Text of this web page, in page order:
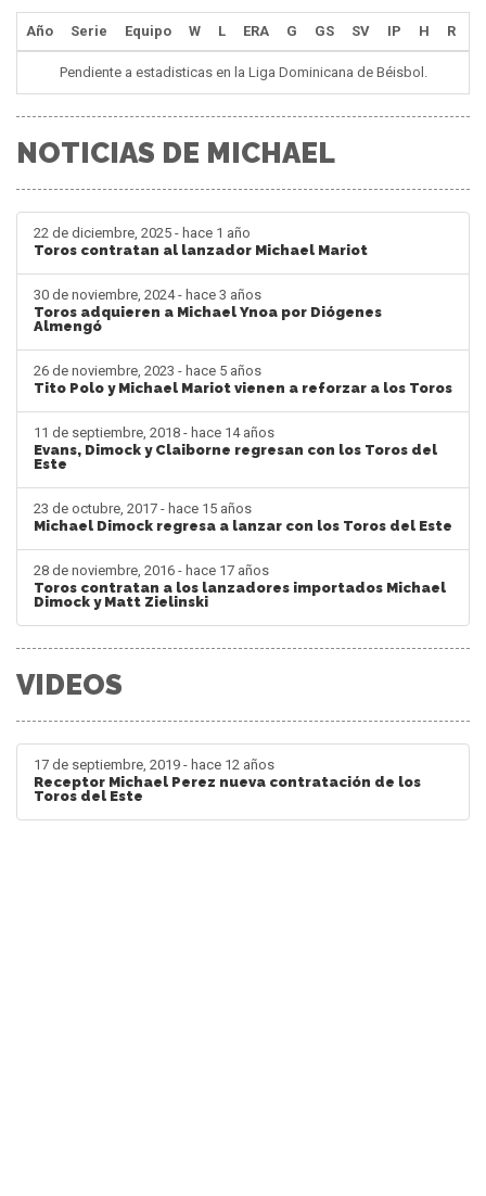
Año Serie Equipo W L ERA G GS SV IP H R
Pendiente a estadisticas en la Liga Dominicana de Béisbol.
NOTICIAS DE MICHAEL
22 de diciembre, 2025 - hace 1 año
Toros contratan al lanzador Michael Mariot
30 de noviembre, 2024 - hace 3 años
Toros adquieren a Michael Ynoa por Diógenes
Almengó
26 de noviembre, 2023 - hace 5 años
Tito Polo y Michael Mariot vienen a reforzar a los Toros
11 de septiembre, 2018 - hace 14 años
Evans, Dimock y Claiborne regresan con los Toros del
Este
23 de octubre, 2017 - hace 15 años
Michael Dimock regresa a lanzar con los Toros del Este
28 de noviembre, 2016 - hace 17 años
Toros contratan a los lanzadores importados Michael
Dimock y Matt Zielinski
VIDEOS
17 de septiembre, 2019 - hace 12 años
Receptor Michael Perez nueva contratación de los
Toros del Este